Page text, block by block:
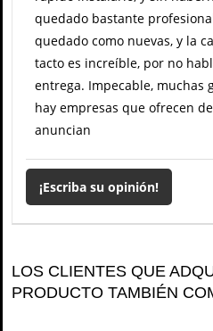
quedado bastante
quedado como nuevas, y la
tacto es increíble, por no
entrega. Impecable, muchas
hay empresas que ofrecen
anuncian
¡Escriba su opinión!
LOS CLIENTES QUE
PRODUCTO TAMBIÉN